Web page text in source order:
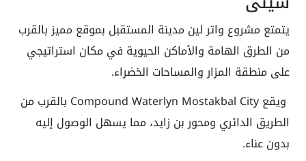
يتمتع مشروع واتر لين مدينة المستقبل بموقع مميز بالقرب
من الطرق الهامة والأماكن الحيوية في مكان استراتيجي
على منطقة المزار والمساحات الخضراء.
ويقع Compound Waterlyn Mostakbal City بالقرب من
الطريق الدائري ومحور بن زايد، مما يسهل الوصول إليه
بدون عناء.